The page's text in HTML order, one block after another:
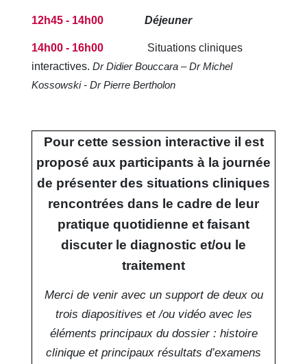
12h45 - 14h00 Déjeuner
14h00 - 16h00
Situations cliniques
interactives. Dr Didier Bouccara – Dr Michel
Kossowski - Dr Pierre Bertholon
Pour cette session interactive il est
proposé aux participants à la journée
de présenter des situations cliniques
rencontrées dans le cadre de leur
pratique quotidienne et faisant
discuter le diagnostic et/ou le
traitement
Merci de venir avec un support de deux ou
trois diapositives et /ou vidéo avec les
éléments principaux du dossier : histoire
clinique et principaux résultats d’examens